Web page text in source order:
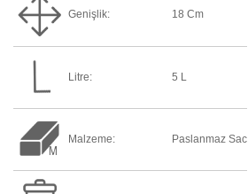
Genişlik: 18 Cm
Litre: 5 L
Malzeme: Paslanmaz Sac